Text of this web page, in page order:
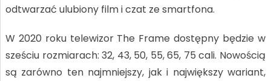
odtwarzać ulubiony film i czat ze smartfona.
W 2020 roku telewizor The Frame dostępny będzie w
sześciu rozmiarach: 32, 43, 50, 55, 65, 75 cali. Nowością
są zarówno ten najmniejszy, jak i największy wariant,